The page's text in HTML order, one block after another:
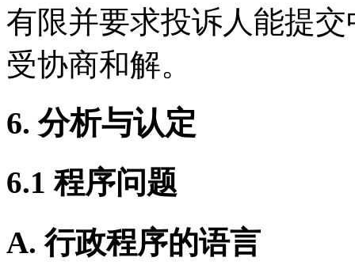
有限并要求投诉人能提
受协商和解。
6. 分析与认定
6.1 程序问题
A. 行政程序的语言